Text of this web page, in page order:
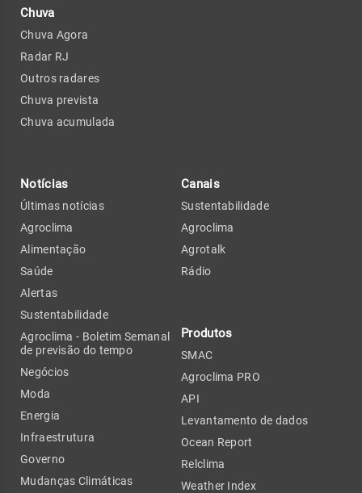
Chuva
Chuva Agora
Radar RJ
Outros radares
Chuva prevista
Chuva acumulada
Notícias
Últimas notícias
Agroclima
Alimentação
Saúde
Alertas
Sustentabilidade
Agroclima - Boletim Semanal
de previsão do tempo
Negócios
Moda
Energia
Infraestrutura
Governo
Mudanças Climáticas
Canais
Sustentabilidade
Agroclima
Agrotalk
Rádio
Produtos
SMAC
Agroclima PRO
API
Levantamento de dados
Ocean Report
Relclima
Weather Index